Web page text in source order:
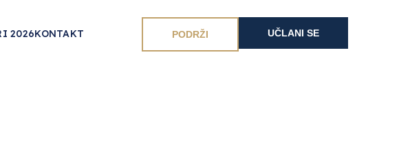
2026KONTAKT PODRŽI UČLANI SE